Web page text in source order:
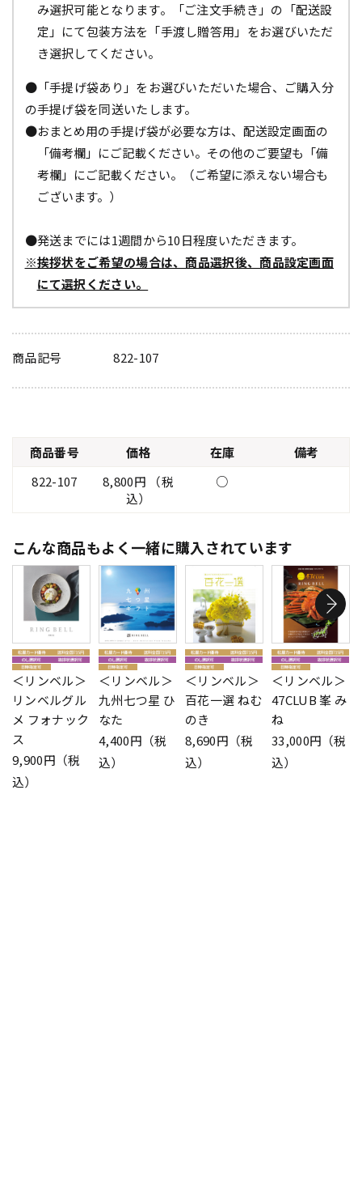
み選択可能となります。「ご注文手続き」の「配送設
定」にて包装方法を「手渡し贈答用」をお選びいただ
き選択してください。
●「手提げ袋あり」をお選びいただいた場合、ご購入分
の手提げ袋を同送いたします。
●おまとめ用の手提げ袋が必要な方は、配送設定画面の
「備考欄」にご記載ください。その他のご要望も「備
考欄」にご記載ください。（ご希望に添えない場合も
ございます。）
●発送までには1週間から10日程度いただきます。
※挨拶状をご希望の場合は、商品選択後、商品設定画面
にて選択ください。
商品記号 822-107
商品番号 価格 在庫
備考
822-107
8,800円 （税
込）
○
こんな商品もよく一緒に購入されています
＜リンベル＞
リンベルグル
メ フォナック
ス
9,900円（税
込）
＜リンベル＞
九州七つ星 ひ
なた
4,400円（税
込）
＜リンベル＞
百花一選 ねむ
のき
8,690円（税
込）
＜リンベル＞
47CLUB 峯 み
ね
33,000円（税
込）